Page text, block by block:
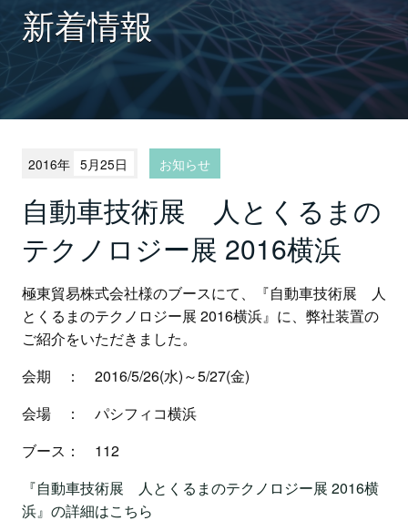
新着情報
2016年 5月25日 お知らせ
自動車技術展 人とくるまの
テクノロジー展 2016横浜
極東貿易株式会社様のブースにて、『自動車技術展 人
とくるまのテクノロジー展 2016横浜』に、弊社装置の
ご紹介をいただきました。
会期 ： 2016/5/26(水)～5/27(金)
会場 ： パシフィコ横浜
ブース： 112
『自動車技術展 人とくるまのテクノロジー展 2016横
浜』の詳細はこちら